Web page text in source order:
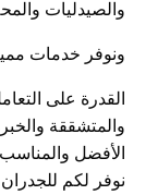
والصيدليات
ونوفر خدمات
القدرة على
والمتشققة
الأفضل
نوفر لكم